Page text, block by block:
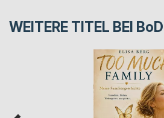
WEITERE TITEL BEI BoD